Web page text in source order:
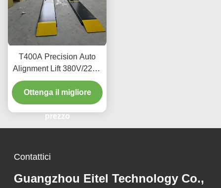
T400A Precision Auto
Alignment Lift 380V/220V
con design a basso
profilo
Ottenga il migliore
prezzo
Contattici
Guangzhou Eitel Technology Co.,